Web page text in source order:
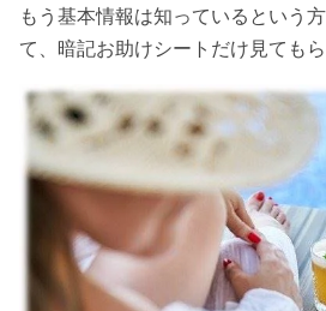
もう基本情報は知っているという
て、暗記お助けシートだけ見ても